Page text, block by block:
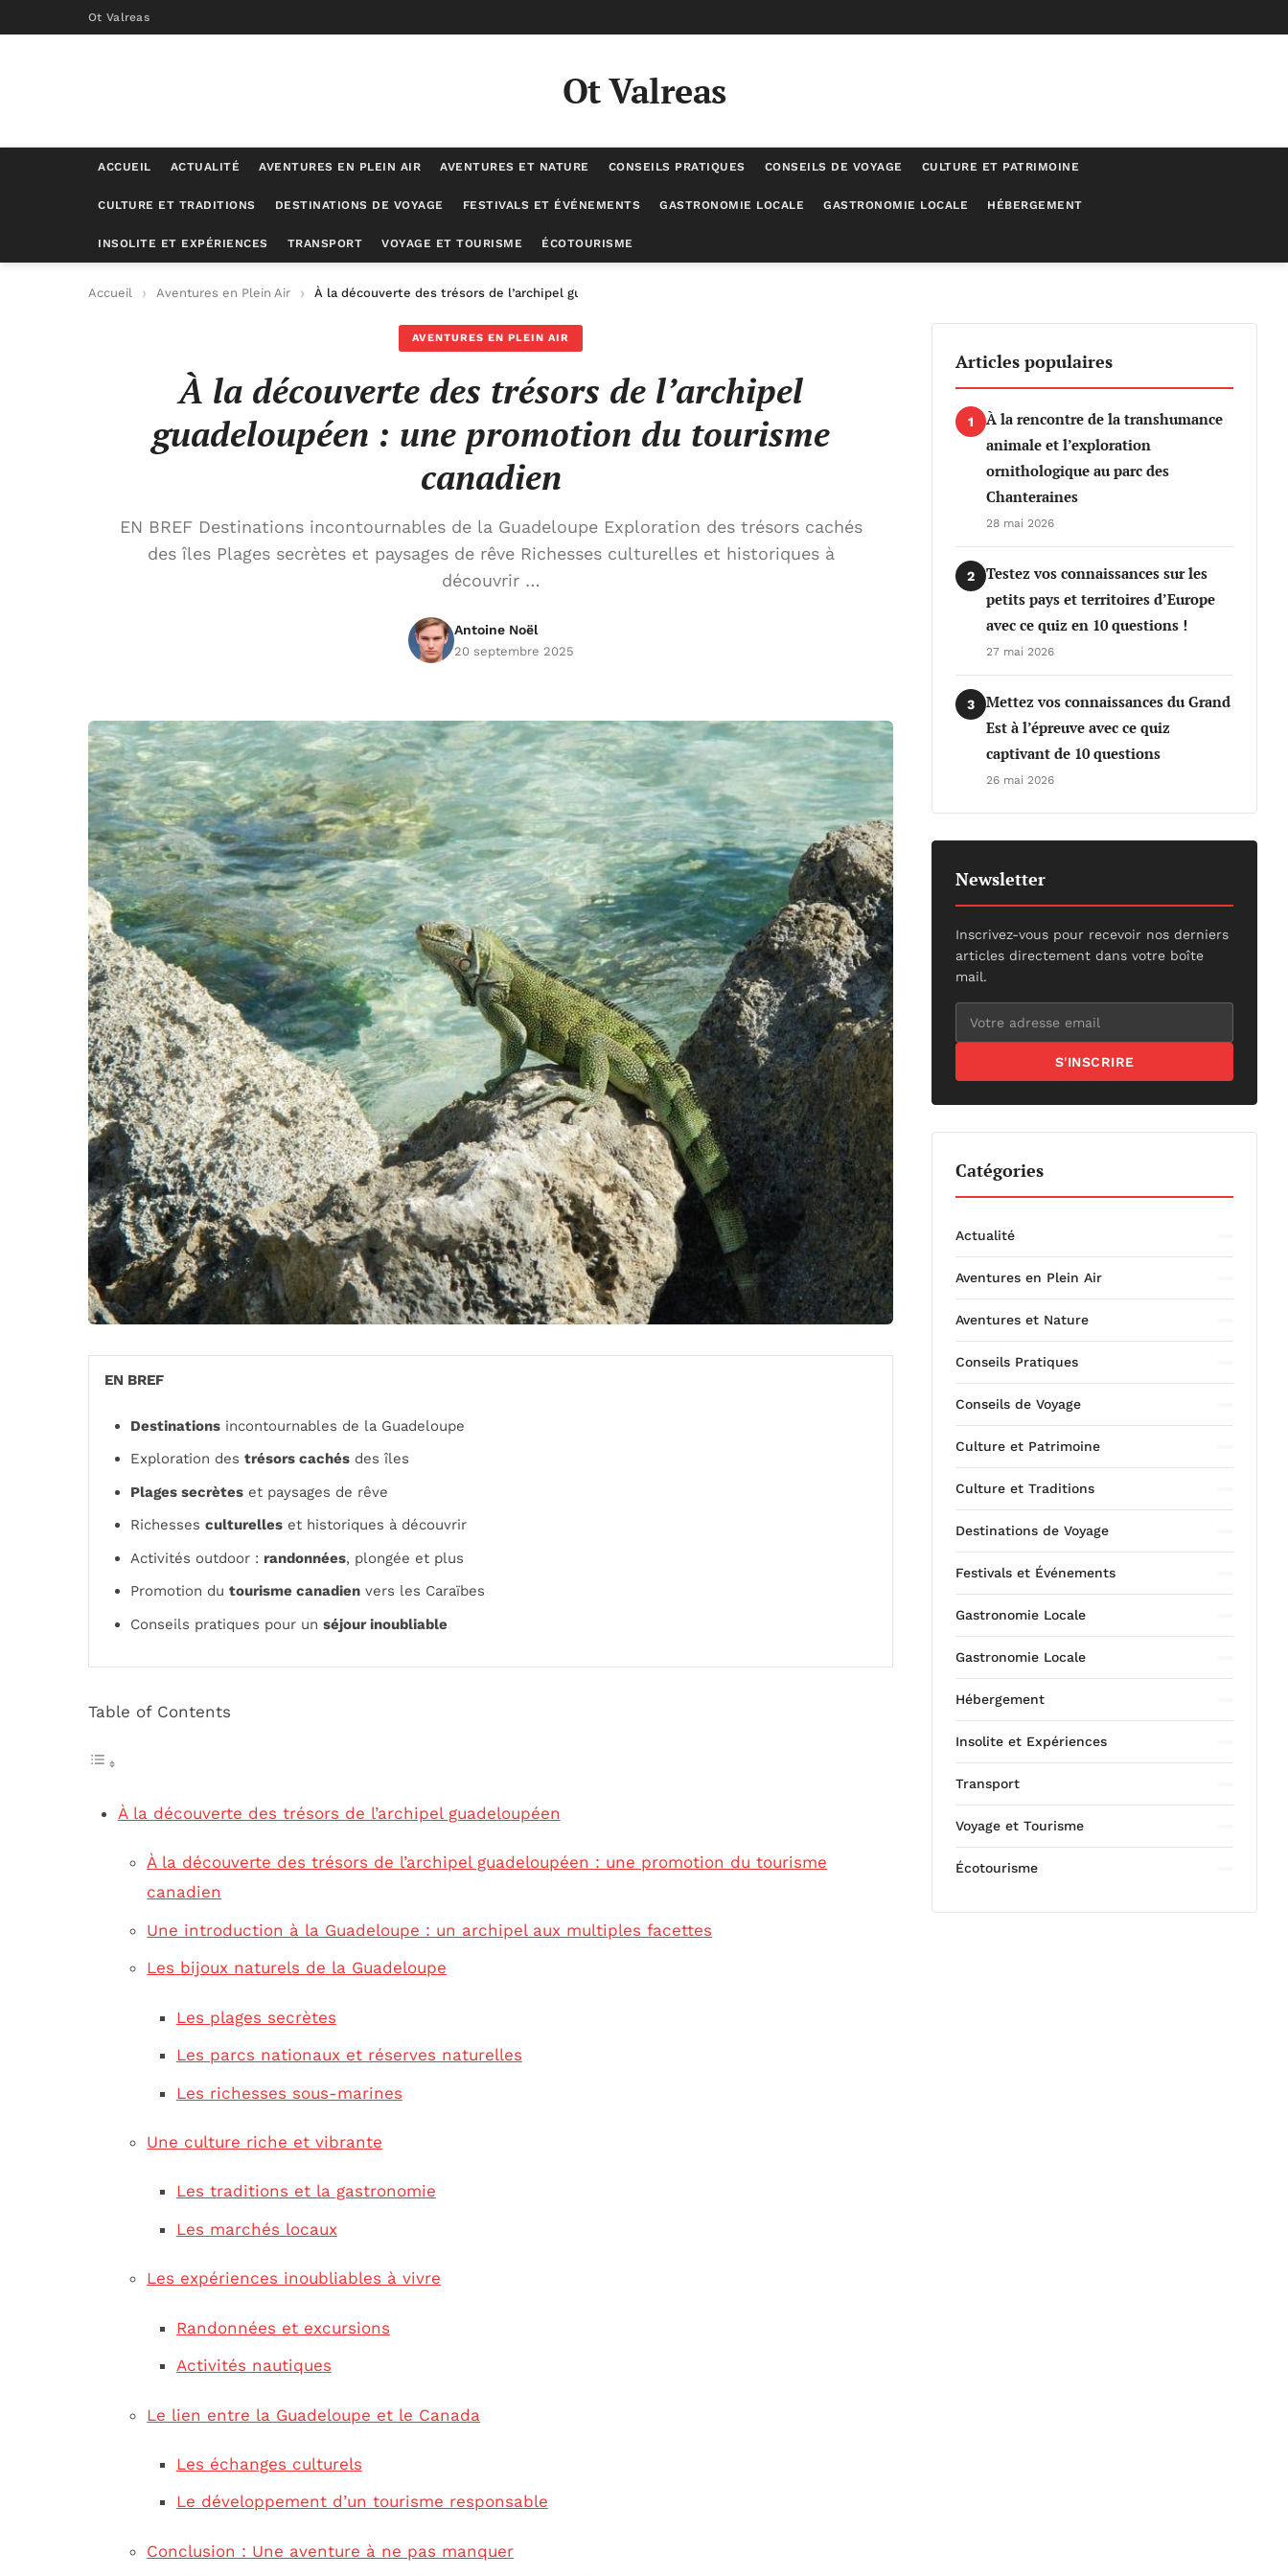
Ot Valreas
Ot Valreas
ACCUEIL ACTUALITÉ AVENTURES EN PLEIN AIR AVENTURES ET NATURE CONSEILS PRATIQUES CONSEILS DE VOYAGE CULTURE ET PATRIMOINE
CULTURE ET TRADITIONS DESTINATIONS DE VOYAGE FESTIVALS ET ÉVÉNEMENTS GASTRONOMIE LOCALE GASTRONOMIE LOCALE HÉBERGEMENT
INSOLITE ET EXPÉRIENCES TRANSPORT VOYAGE ET TOURISME ÉCOTOURISME
Accueil Aventures en Plein Air À la découverte des trésors de l’archipel guadeloupéen : une promotion du tourisme canadien
AVENTURES EN PLEIN AIR
À la découverte des trésors de l’archipel
guadeloupéen : une promotion du tourisme
canadien
EN BREF Destinations incontournables de la Guadeloupe Exploration des trésors cachés
des îles Plages secrètes et paysages de rêve Richesses culturelles et historiques à
découvrir …
Antoine Noël
20 septembre 2025
EN BREF
Destinations incontournables de la Guadeloupe
Exploration des trésors cachés des îles
Plages secrètes et paysages de rêve
Richesses culturelles et historiques à découvrir
Activités outdoor : randonnées, plongée et plus
Promotion du tourisme canadien vers les Caraïbes
Conseils pratiques pour un séjour inoubliable
Table of Contents
À la découverte des trésors de l’archipel guadeloupéen
À la découverte des trésors de l’archipel guadeloupéen : une promotion du tourisme
canadien
Une introduction à la Guadeloupe : un archipel aux multiples facettes
Les bijoux naturels de la Guadeloupe
Les plages secrètes
Les parcs nationaux et réserves naturelles
Les richesses sous-marines
Une culture riche et vibrante
Les traditions et la gastronomie
Les marchés locaux
Les expériences inoubliables à vivre
Randonnées et excursions
Activités nautiques
Le lien entre la Guadeloupe et le Canada
Les échanges culturels
Le développement d’un tourisme responsable
Conclusion : Une aventure à ne pas manquer
Articles populaires
1
À la rencontre de la transhumance
animale et l’exploration
ornithologique au parc des
Chanteraines
28 mai 2026
2
Testez vos connaissances sur les
petits pays et territoires d’Europe
avec ce quiz en 10 questions !
27 mai 2026
3
Mettez vos connaissances du Grand
Est à l’épreuve avec ce quiz
captivant de 10 questions
26 mai 2026
Newsletter
Inscrivez-vous pour recevoir nos derniers
articles directement dans votre boîte
mail.
S'INSCRIRE
Catégories
Actualité
Aventures en Plein Air
Aventures et Nature
Conseils Pratiques
Conseils de Voyage
Culture et Patrimoine
Culture et Traditions
Destinations de Voyage
Festivals et Événements
Gastronomie Locale
Gastronomie Locale
Hébergement
Insolite et Expériences
Transport
Voyage et Tourisme
Écotourisme